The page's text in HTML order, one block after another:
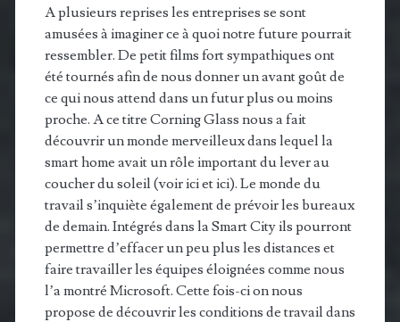
A plusieurs reprises les entreprises se sont
amusées à imaginer ce à quoi notre future pourrait
ressembler. De petit films fort sympathiques ont
été tournés afin de nous donner un avant goût de
ce qui nous attend dans un futur plus ou moins
proche. A ce titre Corning Glass nous a fait
découvrir un monde merveilleux dans lequel la
smart home avait un rôle important du lever au
coucher du soleil (voir ici et ici). Le monde du
travail s’inquiète également de prévoir les bureaux
de demain. Intégrés dans la Smart City ils pourront
permettre d’effacer un peu plus les distances et
faire travailler les équipes éloignées comme nous
l’a montré Microsoft. Cette fois-ci on nous
propose de découvrir les conditions de travail dans